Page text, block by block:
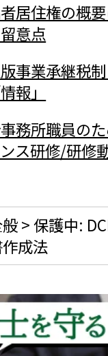
居住権の概
意点
事業承継税
報」
務所職員の
ス研修/研修
>保護中:
成法